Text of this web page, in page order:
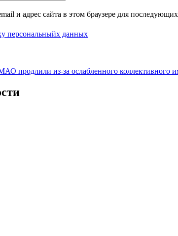
и адрес сайта в этом браузере для
персональныйх данных